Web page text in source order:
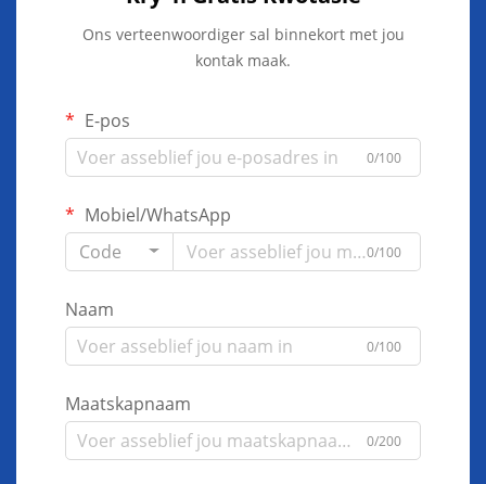
Ons verteenwoordiger sal binnekort met jou
kontak maak.
E-pos
0/100
Mobiel/WhatsApp
Code
0/100
Naam
0/100
Maatskapnaam
0/200